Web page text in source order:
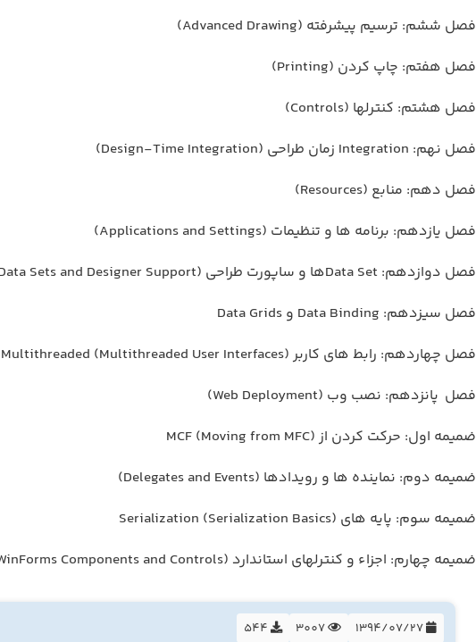
فصل ششم: ترسیم پیشرفته (Advanced Drawing)
فصل هفتم: چاپ کردن (Printing)
فصل هشتم: کنترلها (Controls)
فصل نهم: Integration زمان طراحی (Design-Time Integration)
فصل دهم: منابع (Resources)
فصل یازدهم: برنامه ها و تنظیمات (Applications and Settings)
فصل دوازدهم: Data Setها و ساپورت طراحی (Data Sets and Designer Support)
فصل سیزدهم: Data Binding و Data Grids
فصل چهاردهم: رابط های کاربر Multithreaded (Multithreaded User Interfaces)
فصل پانزدهم: نصب وب (Web Deployment)
ضمیمه اول: حرکت کردن از MCF (Moving from MFC)
ضمیمه دوم: نماینده ها و رویدادها (Delegates and Events)
ضمیمه سوم: پایه های Serialization (Serialization Basics)
ضمیمه چهارم: اجزاء و کنترلهای استاندارد WinForms (Standard WinForms Components and Controls)
1394/07/27
3007